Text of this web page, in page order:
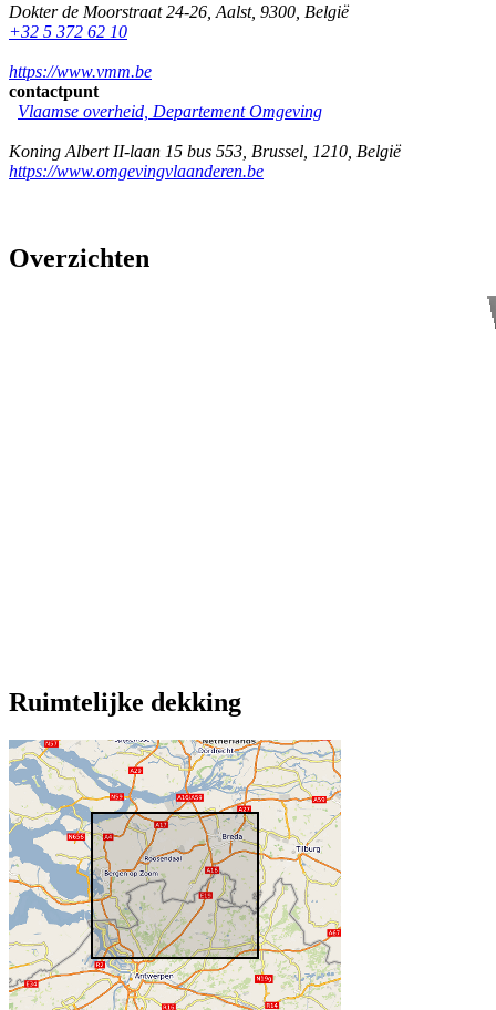
Dokter de Moorstraat 24-26 Aalst, 9300 België
+32 5 372 62 10
https://www.vmm.be
contactpunt
Vlaamse overheid, Departement Omgeving
Koning Albert II-laan 15 bus 553 Brussel 1210 België
https://www.omgevingvlaanderen.be
Overzichten
Ruimtelijke dekking